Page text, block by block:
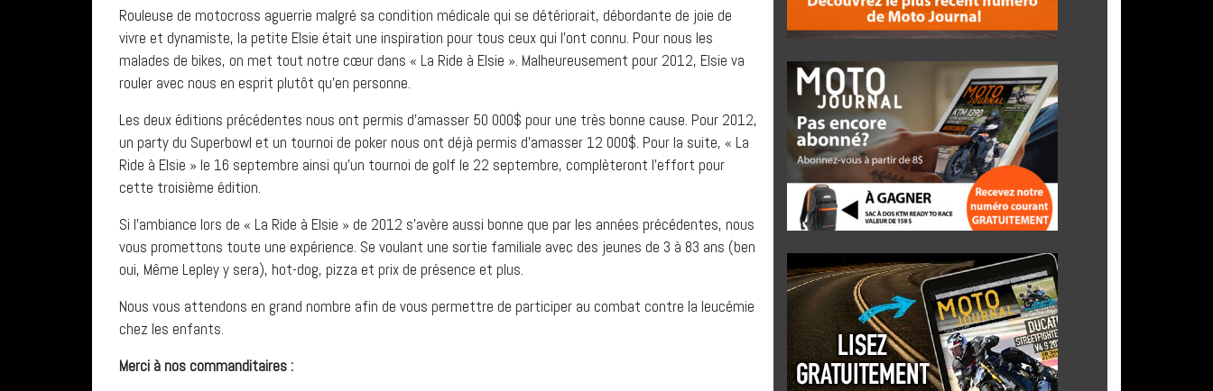
Rouleuse de motocross aguerrie malgré sa condition médicale qui se détériorait, débordante de joie de
vivre et dynamiste, la petite Elsie était une inspiration pour tous ceux qui l’ont connu. Pour nous les
malades de bikes, on met tout notre cœur dans « La Ride à Elsie ». Malheureusement pour 2012, Elsie va
rouler avec nous en esprit plutôt qu’en personne.
Les deux éditions précédentes nous ont permis d’amasser 50 000$ pour une très bonne cause. Pour 2012,
un party du Superbowl et un tournoi de poker nous ont déjà permis d’amasser 12 000$. Pour la suite, « La
Ride à Elsie » le 16 septembre ainsi qu’un tournoi de golf le 22 septembre, complèteront l’effort pour
cette troisième édition.
Si l’ambiance lors de « La Ride à Elsie » de 2012 s’avère aussi bonne que par les années précédentes, nous
vous promettons toute une expérience. Se voulant une sortie familiale avec des jeunes de 3 à 83 ans (ben
oui, Même Lepley y sera), hot-dog, pizza et prix de présence et plus.
Nous vous attendons en grand nombre afin de vous permettre de participer au combat contre la leucémie
chez les enfants.
Merci à nos commanditaires :